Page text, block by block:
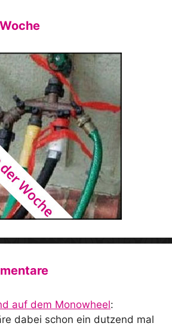
auf dem Monowheel:
dabei schon ein dutzend mal